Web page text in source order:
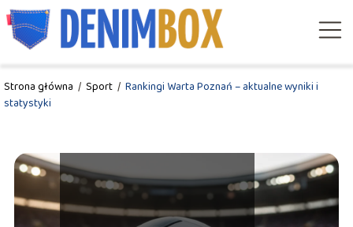
Strona główna / Sport / Rankingi Warta Poznań – aktualne wyniki i
statystyki